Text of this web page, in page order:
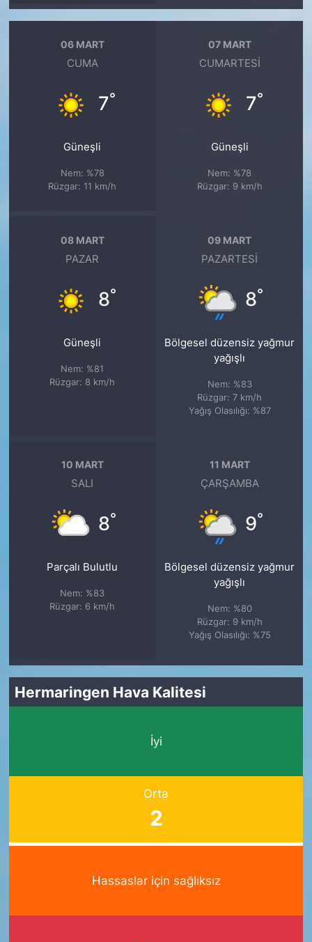
06 MART
CUMA
7°
Güneşli
Nem: %78
Rüzgar: 11 km/h
07 MART
CUMARTESI
7°
Güneşli
Nem: %78
Rüzgar: 9 km/h
08 MART
PAZAR
8°
Güneşli
Nem: %81
Rüzgar: 8 km/h
09 MART
PAZARTESI
8°
Bölgesel düzensiz yağmur
yağışlı
Nem: %83
Rüzgar: 7 km/h
Yağış Olasılığı: %87
10 MART
SALI
8°
Parçalı Bulutlu
Nem: %83
Rüzgar: 6 km/h
11 MART
ÇARŞAMBA
9°
Bölgesel düzensiz yağmur
yağışlı
Nem: %80
Rüzgar: 9 km/h
Yağış Olasılığı: %75
Hermaringen Hava Kalitesi
İyi
Orta
2
Hassaslar için sağlıksız